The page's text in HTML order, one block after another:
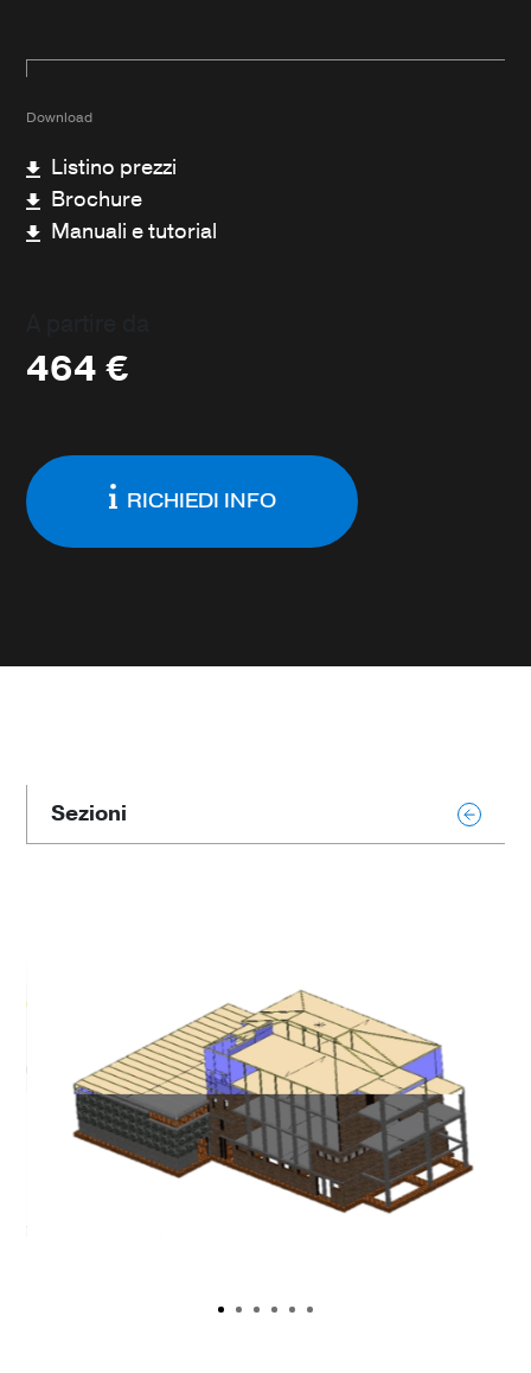
Download
Listino prezzi
Brochure
Manuali e tutorial
464€
RICHIEDI INFO
Sezioni